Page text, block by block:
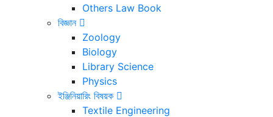
Others Law Book
বিজ্ঞান
Zoology
Biology
Library Science
Physics
ইঞ্জিনিয়ারিং বিষয়ক
Textile Engineering